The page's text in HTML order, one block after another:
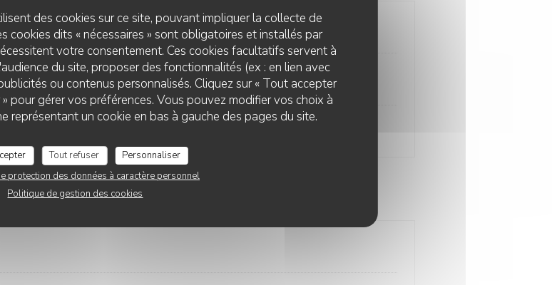
des cookies sur ce site, pouvant impliquer la collecte de
cookies dits « nécessaires » sont obligatoires et installés par
votre consentement. Ces cookies facultatifs servent à
du site, proposer des fonctionnalités (ex : en lien avec
ou contenus personnalisés. Cliquez sur « Tout accepter
» pour gérer vos préférences. Vous pouvez modifier vos choix à
représentant un cookie en bas à gauche des pages du site.
Tout refuser
Personnaliser
protection des données à caractère personnel
Politique de gestion des cookies
jambon de parme et pâte fraiche
DESSERT
TRATTORIA CHIC